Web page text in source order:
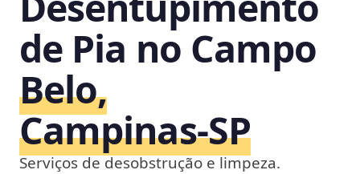
de Pia no Campo
Belo,
Campinas‑SP
Serviços de desobstrução e limpeza.